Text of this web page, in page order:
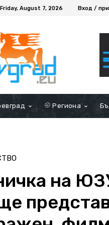
Friday, August 7, 2026 Вход /
Региона
на